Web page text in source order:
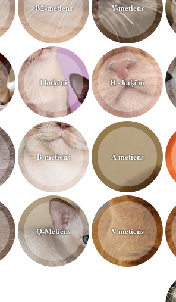
B2-metiens Y-metiens
I kaķēni H - kaķēni
B-metiens A metiens
Q-Metiens V metiens